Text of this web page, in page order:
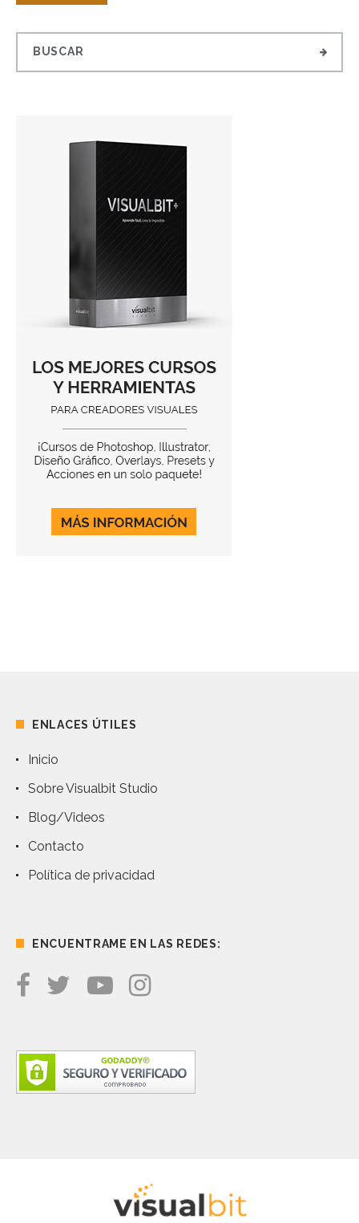
ENLACES ÚTILES
Inicio
Sobre Visualbit Studio
Blog/Videos
Contacto
Política de privacidad
ENCUENTRAME EN LAS REDES: